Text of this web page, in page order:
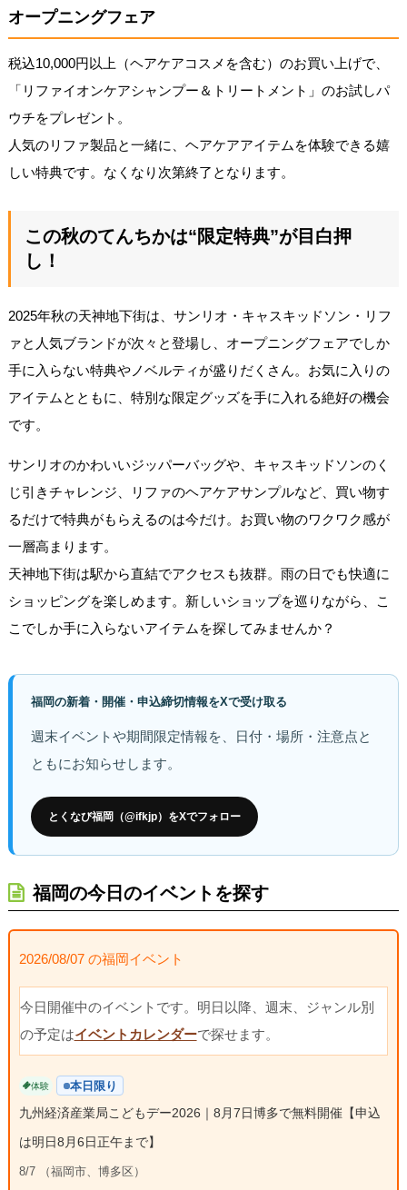
オープニングフェア
税込10,000円以上（ヘアケアコスメを含む）のお買い上げで、
「リファイオンケアシャンプー＆トリートメント」のお試しパ
ウチをプレゼント。
人気のリファ製品と一緒に、ヘアケアアイテムを体験できる嬉
しい特典です。なくなり次第終了となります。
この秋のてんちかは“限定特典”が目白押
し！
2025年秋の天神地下街は、サンリオ・キャスキッドソン・リフ
ァと人気ブランドが次々と登場し、オープニングフェアでしか
手に入らない特典やノベルティが盛りだくさん。お気に入りの
アイテムとともに、特別な限定グッズを手に入れる絶好の機会
です。
サンリオのかわいいジッパーバッグや、キャスキッドソンのく
じ引きチャレンジ、リファのヘアケアサンプルなど、買い物す
るだけで特典がもらえるのは今だけ。お買い物のワクワク感が
一層高まります。
天神地下街は駅から直結でアクセスも抜群。雨の日でも快適に
ショッピングを楽しめます。新しいショップを巡りながら、こ
こでしか手に入らないアイテムを探してみませんか？
福岡の新着・開催・申込締切情報をXで受け取る
週末イベントや期間限定情報を、日付・場所・注意点と
ともにお知らせします。
とくなび福岡（@ifkjp）をXでフォロー
福岡の今日のイベントを探す
2026/08/07 の福岡イベント
今日開催中のイベントです。明日以降、週末、ジャンル別
の予定はイベントカレンダーで探せます。
体験 本日限り
九州経済産業局こどもデー2026｜8月7日博多で無料開催【申込
は明日8月6日正午まで】
8/7 （福岡市、博多区）